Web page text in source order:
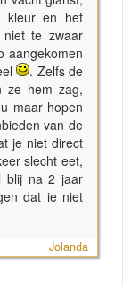
kleur en het
te zwaar
aangekomen
. Zelfs de
ze hem zag,
maar hopen
van de
je niet direct
slecht eet,
blij na 2 jaar
dat ie niet
Jolanda